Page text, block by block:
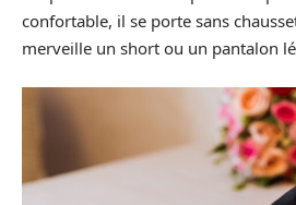
confortable, il se porte sans
merveille un short ou un pantalon